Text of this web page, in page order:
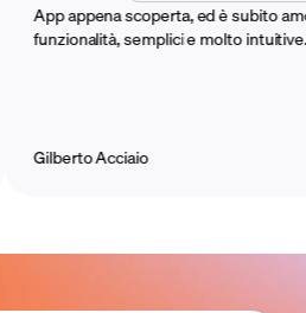
App appena scoperta, ed è subito amore.
funzionalità, semplici e molto intuitive.
Gilberto Acciaio